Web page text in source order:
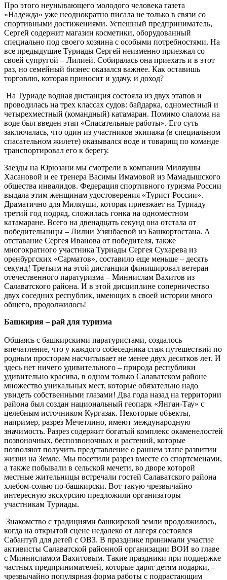
Про этого неунывающего молодого человека газета
«Надежда» уже неоднократно писала не только в связи со
спортивными достижениями. Успешный предприниматель,
Сергей содержит магазин косметики, оборудованный
специально под своего хозяина с особыми потребностями. На
все предыдущие Туриады Сергей неизменно приезжал со
своей супругой – Лилией. Собиралась она приехать и в этот
раз, но семейный бизнес оказался важнее. Как оставишь
торговлю, которая приносит и удачу, и доход?
На Туриаде водная дистанция состояла из двух этапов и
проводилась на трех классах судов: байдарка, одноместный и
четырехместный (командный) катамаран. Помимо слалома на
воде был введен этап «Спасательные работы». Его суть
заключалась, что один из участников экипажа (в специальном
спасательном жилете) оказывался воде и товарищ по команде
транспортировал его к берегу.
Заезды на Юрюзани мы смотрели в компании Миляушы
Хасановой и ее тренера Васимы Имамовой из Мамадышского
общества инвалидов. Федерация спортивного туризма России
выдала этим женщинам удостоверения «Турист России».
Драматично для Миляуши, которая приезжает на Туриаду
третий год подряд, сложилась гонка на одноместном
катамаране. Всего на двенадцать секунд она отстала от
победительницы – Лилии Узянбаевой из Башкортостана. А
отставание Сергея Иванова от победителя, также
многократного участника Туриады Сергея Сухарева из
оренбургских «Сарматов», составило еще меньше – десять
секунд! Третьим на этой дистанции финишировал ветеран
отечественного паратуризма – Миннислам Вахитов из
Салаватского района. И в этой дисциплине соперничество
двух соседних республик, имеющих в своей истории много
общего, продолжилось!
Башкирия – рай для туризма
Общаясь с башкирскими паратуристами, создалось
впечатление, что у каждого собеседника стаж путешествий по
родным просторам насчитывает не менее двух десятков лет. И
здесь нет ничего удивительного – природа республики
удивительно красива, в одном только Салаватском районе
множество уникальных мест, которые обязательно надо
увидеть собственными глазами! Два года назад на территории
района был создан национальный геопарк «Янган-Тау» с
целебным источником Кургазак. Некоторые объекты,
например, разрез Мечетлино, имеют международную
значимость. Разрез содержит богатый комплекс окаменелостей
позвоночных, беспозвоночных и растений, которые
позволяют получить представление о раннем этапе развитии
жизни на Земле. Мы посетили разрез вместе со спортсменами,
а также побывали в сельской мечети, во дворе которой
местные жительницы встречали гостей Салаватского района
хлебом-солью по-башкирски. Вот такую чрезвычайно
интересную экскурсию предложили организаторы
участникам Туриады.
Знакомство с традициями башкирской земли продолжилось,
когда на открытой сцене недалеко от лагеря состоялся
Сабантуй для детей с ОВЗ. В празднике принимали участие
активисты Салаватской районной организации ВОИ во главе
с Миннисламом Вахитовым. Такие праздники при поддержке
частных предпринимателей, которые дарят детям подарки, –
чрезвычайно популярная форма работы с подрастающим